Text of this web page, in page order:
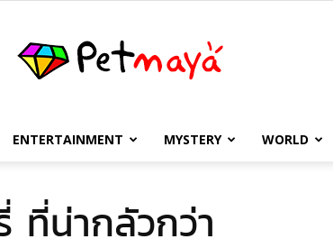
เพชร
ENTERTAINMENT MYSTERY WORLD
ที่น่ากลัวกว่า